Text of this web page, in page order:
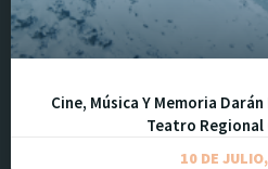
Cine, Música Y Memoria
Teatro Regional
10 DE